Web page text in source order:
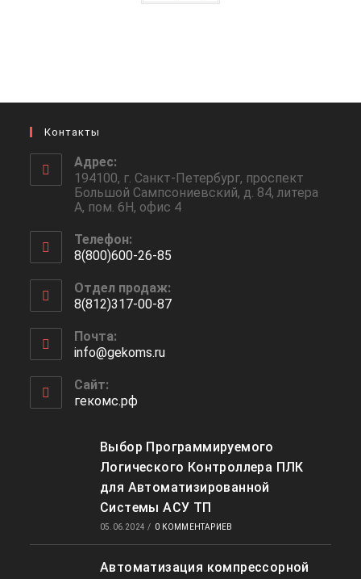
Контакты
Адрес:
194100, г. Санкт-Петербург, проспект
Большой Сампсониевский, д. 84, литера
А, пом. 6Н, офис 4
Телефон:
8(800)600-26-85
в
вашем
приложении
Отдел продаж:
8(812)317-00-87
в
вашем
приложении
Почта:
info@gekoms.ruОткроется
Сайт:
гекомс.рф
Выбор Программируемого
Логического Контроллера ПЛК
для Автоматизированной
Системы АСУ ТП
05.06.2024 / 0 КОММЕНТАРИЕВ
Автоматизация компрессорной